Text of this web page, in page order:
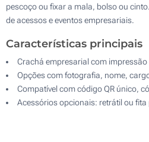
pescoço ou fixar a mala, bolso ou
de acessos e eventos empresariais.
Características principais
Crachá empresarial com
Opções com fotografia, nome,
Compatível com código QR único,
Acessórios opcionais: retrátil ou fita